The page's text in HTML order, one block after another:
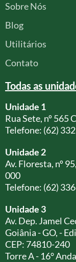
Sobre Nós
Blog
Utilitários
Contato
Todas as
Unidade 1
Rua Sete, nº 565
Telefone: (62)
Unidade 2
Av. Floresta, nº
000
Telefone: (62)
Unidade 3
Av. Dep. Jamel
Goiânia - GO, -
CEP: 74810-240
Torre A - 16°